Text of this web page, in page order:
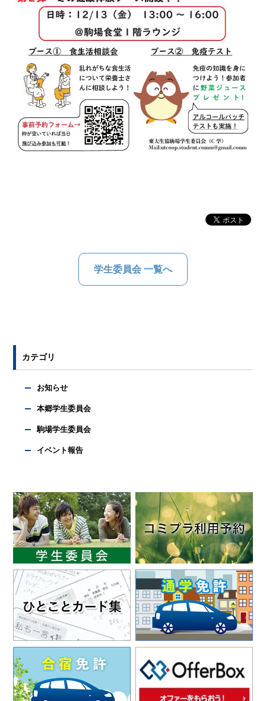
学生委員会 一覧へ
カテゴリ
お知らせ
本郷学生委員会
駒場学生委員会
イベント報告